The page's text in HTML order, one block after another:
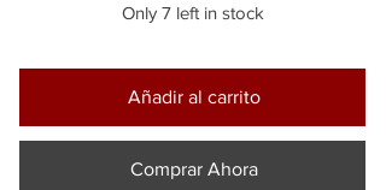
Only 7 left in stock
Añadir al carrito
Comprar Ahora